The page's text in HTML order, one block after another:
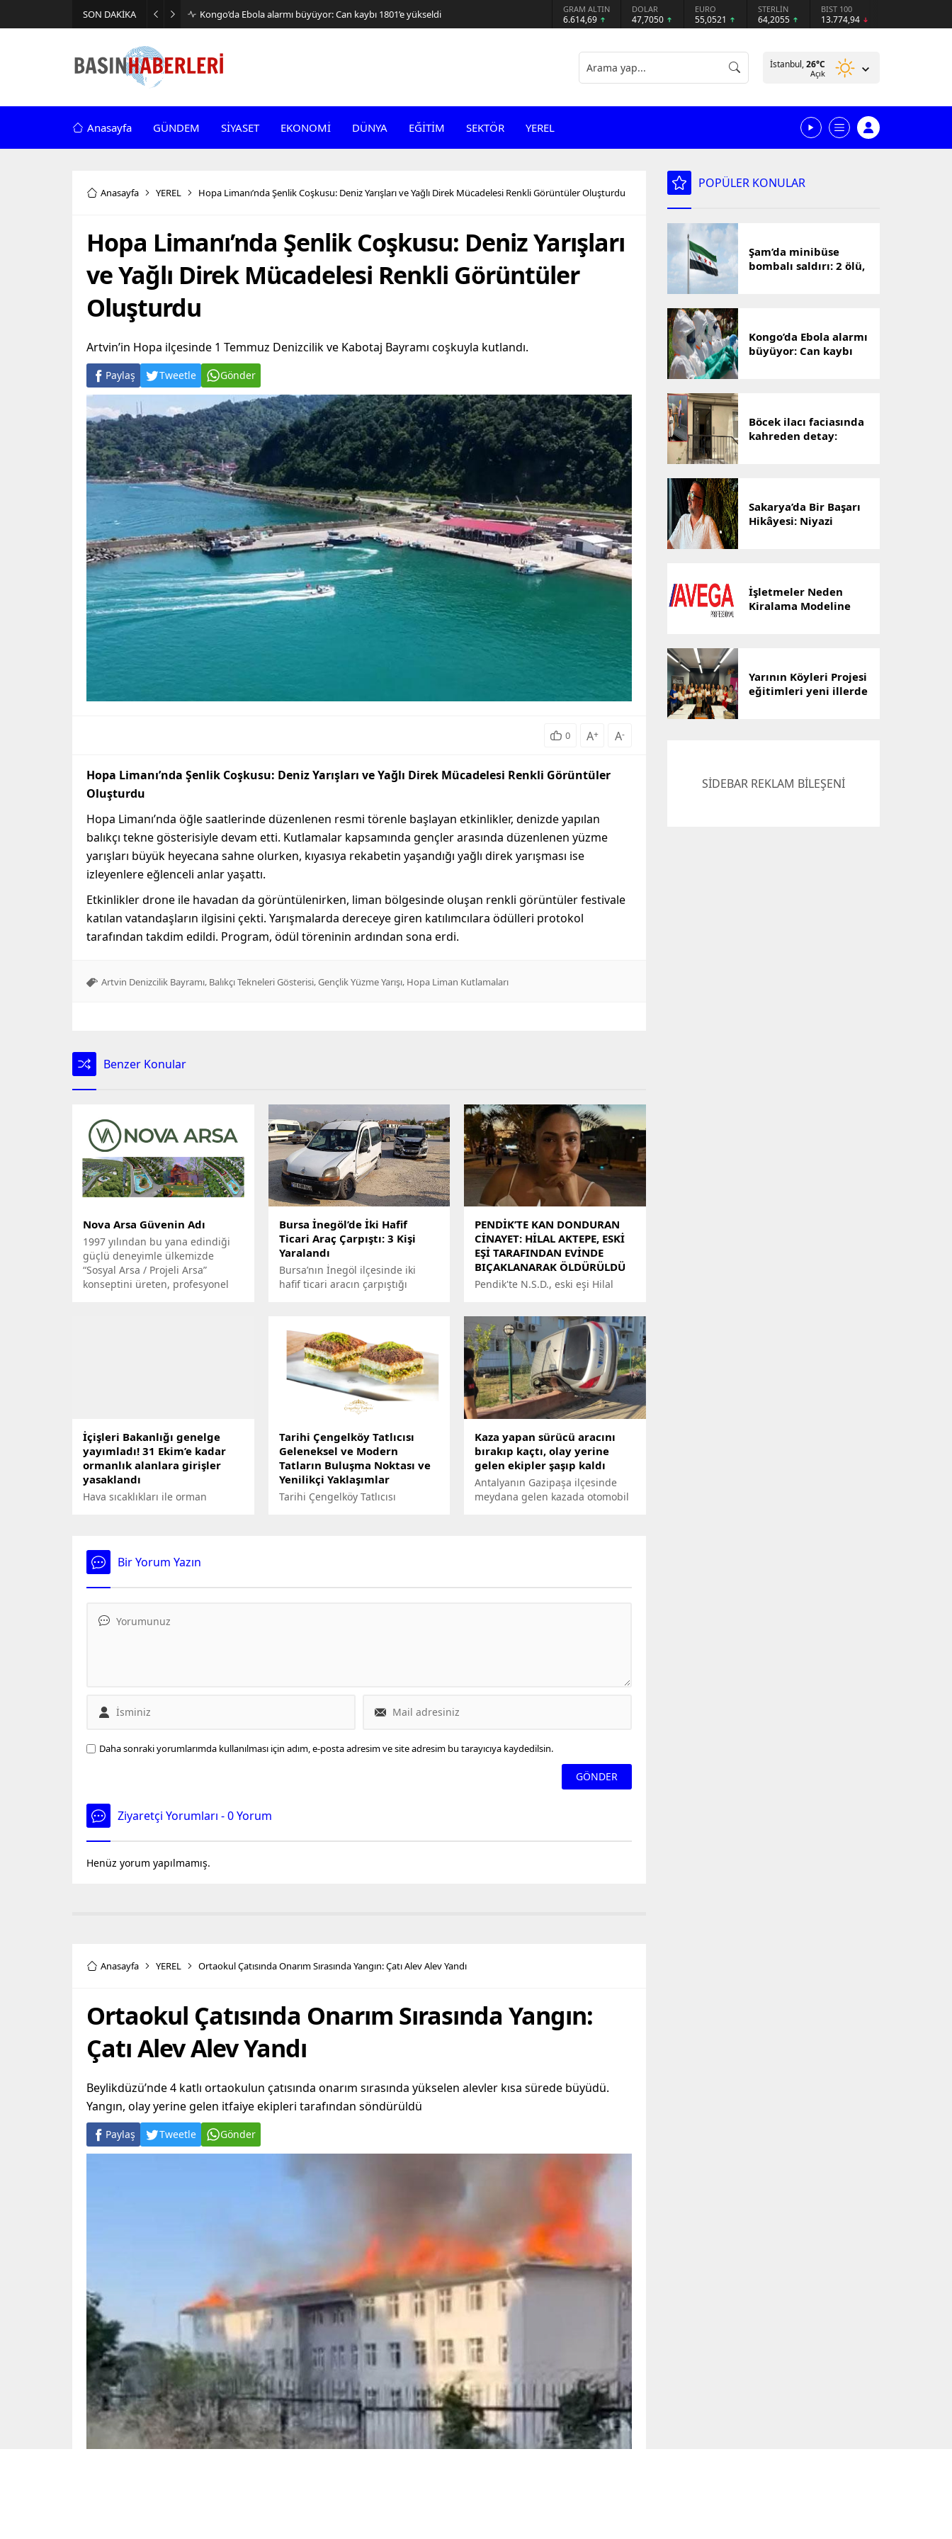
SON DAKİKA Kongo’da Ebola alarmı büyüyor: Can kaybı 1801’e yükseldi GRAM ALTIN
6.614,69
DOLAR
47,7050
EURO
55,0521
STERLİN
64,2055
BIST 100
13.774,94
İstanbul,26°C
Açık
Anasayfa GÜNDEM SİYASET EKONOMİ DÜNYA EĞİTİM SEKTÖR YEREL
Anasayfa YEREL Hopa Limanı’nda Şenlik Coşkusu: Deniz Yarışları ve Yağlı Direk Mücadelesi Renkli Görüntüler Oluşturdu
Hopa Limanı’nda Şenlik Coşkusu: Deniz Yarışları
ve Yağlı Direk Mücadelesi Renkli Görüntüler
Oluşturdu
Artvin’in Hopa ilçesinde 1 Temmuz Denizcilik ve Kabotaj Bayramı coşkuyla kutlandı.
Paylaş Tweetle Gönder
0 A+ A-
Hopa Limanı’nda Şenlik Coşkusu: Deniz Yarışları ve Yağlı Direk Mücadelesi Renkli Görüntüler
Oluşturdu
Hopa Limanı’nda öğle saatlerinde düzenlenen resmi törenle başlayan etkinlikler, denizde yapılan
balıkçı tekne gösterisiyle devam etti. Kutlamalar kapsamında gençler arasında düzenlenen yüzme
yarışları büyük heyecana sahne olurken, kıyasıya rekabetin yaşandığı yağlı direk yarışması ise
izleyenlere eğlenceli anlar yaşattı.
Etkinlikler drone ile havadan da görüntülenirken, liman bölgesinde oluşan renkli görüntüler festivale
katılan vatandaşların ilgisini çekti. Yarışmalarda dereceye giren katılımcılara ödülleri protokol
tarafından takdim edildi. Program, ödül töreninin ardından sona erdi.
Artvin Denizcilik Bayramı, Balıkçı Tekneleri Gösterisi,Gençlik Yüzme Yarışı, Hopa Liman Kutlamaları
Benzer Konular
Nova Arsa Güvenin Adı
1997 yılından bu yana edindiği
güçlü deneyimle ülkemizde
“Sosyal Arsa / Projeli Arsa”
konseptini üreten, profesyonel
Bursa İnegöl’de İki Hafif
Ticari Araç Çarpıştı: 3 Kişi
Yaralandı
Bursa’nın İnegöl ilçesinde iki
hafif ticari aracın çarpıştığı
PENDİK’TE KAN DONDURAN
CİNAYET: HİLAL AKTEPE, ESKİ
EŞİ TARAFINDAN EVİNDE
BIÇAKLANARAK ÖLDÜRÜLDÜ
Pendik'te N.S.D., eski eşi Hilal
Cinayetin ardından kaçan
N.S.D.'nin, eski eşine daha önce
de saldırdığı öğrenildi.
İçişleri Bakanlığı genelge
yayımladı! 31 Ekim’e kadar
ormanlık alanlara girişler
yasaklandı
Hava sıcaklıkları ile orman
riskinin yükselmesi nedeniyle
İçişleri Bakanlığı, 31 Ekim 2023
Tarihi Çengelköy Tatlıcısı
Geleneksel ve Modern
Tatların Buluşma Noktası ve
Yenilikçi Yaklaşımlar
Tarihi Çengelköy Tatlıcısı
Kaza yapan sürücü aracını
bırakıp kaçtı, olay yerine
gelen ekipler şaşıp kaldı
Antalyanın Gazipaşa ilçesinde
meydana gelen kazada otomobil
Bir Yorum Yazın
Daha sonraki yorumlarımda kullanılması için adım, e-posta adresim ve site adresim bu tarayıcıya kaydedilsin.
Ziyaretçi Yorumları - 0 Yorum
Henüz yorum yapılmamış.
Anasayfa YEREL Ortaokul Çatısında Onarım Sırasında Yangın: Çatı Alev Alev Yandı
Ortaokul Çatısında Onarım Sırasında Yangın:
Çatı Alev Alev Yandı
Beylikdüzü’nde 4 katlı ortaokulun çatısında onarım sırasında yükselen alevler kısa sürede büyüdü.
Yangın, olay yerine gelen itfaiye ekipleri tarafından söndürüldü
Paylaş Tweetle Gönder
POPÜLER KONULAR
Şam’da minibüse
bombalı saldırı: 2 ölü,
Kongo’da Ebola alarmı
büyüyor: Can kaybı
Böcek ilacı faciasında
kahreden detay:
Sakarya’da Bir Başarı
Hikâyesi: Niyazi
İşletmeler Neden
Kiralama Modeline
Yarının Köyleri Projesi
eğitimleri yeni illerde
SİDEBAR REKLAM BİLEŞENİ